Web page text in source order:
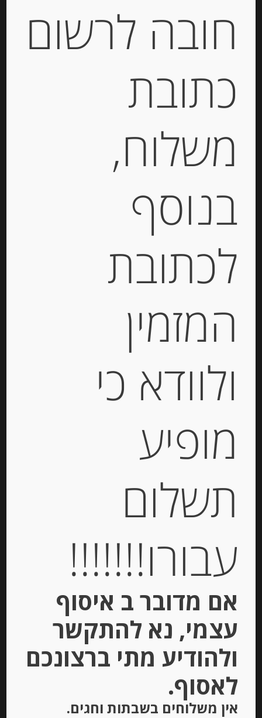
קוביות פטה כבשים יוונית
מידע נוסף
מוצרים קשורים
Stock
קרם פרש 30% שומן, 500 מ”ל
Paysan Breton
-
חובה לרשום
כתובת
משלוח,
בנוסף
לכתובת
המזמין
ולוודא כי
מופיע
תשלום
עבורו!!!!!!!
אם מדובר ב איסוף
עצמי, נא להתקשר
ולהודיע מתי ברצונכם
לאסוף.
אין משלוחים בשבתות וחגים.